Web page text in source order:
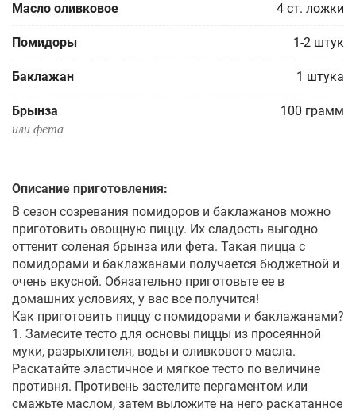
Масло оливковое 4 ст. ложки
Помидоры 1-2 штук
Баклажан 1 штука
Брынза 100 грамм
или фета
Описание приготовления:
В сезон созревания помидоров и баклажанов можно
приготовить овощную пиццу. Их сладость выгодно
оттенит соленая брынза или фета. Такая пицца с
помидорами и баклажанами получается бюджетной и
очень вкусной. Обязательно приготовьте ее в
домашних условиях, у вас все получится!
Как приготовить пиццу с помидорами и баклажанами?
1. Замесите тесто для основы пиццы из просеянной
муки, разрыхлителя, воды и оливкового масла.
Раскатайте эластичное и мягкое тесто по величине
противня. Противень застелите пергаментом или
смажьте маслом, затем выложите на него раскатанное